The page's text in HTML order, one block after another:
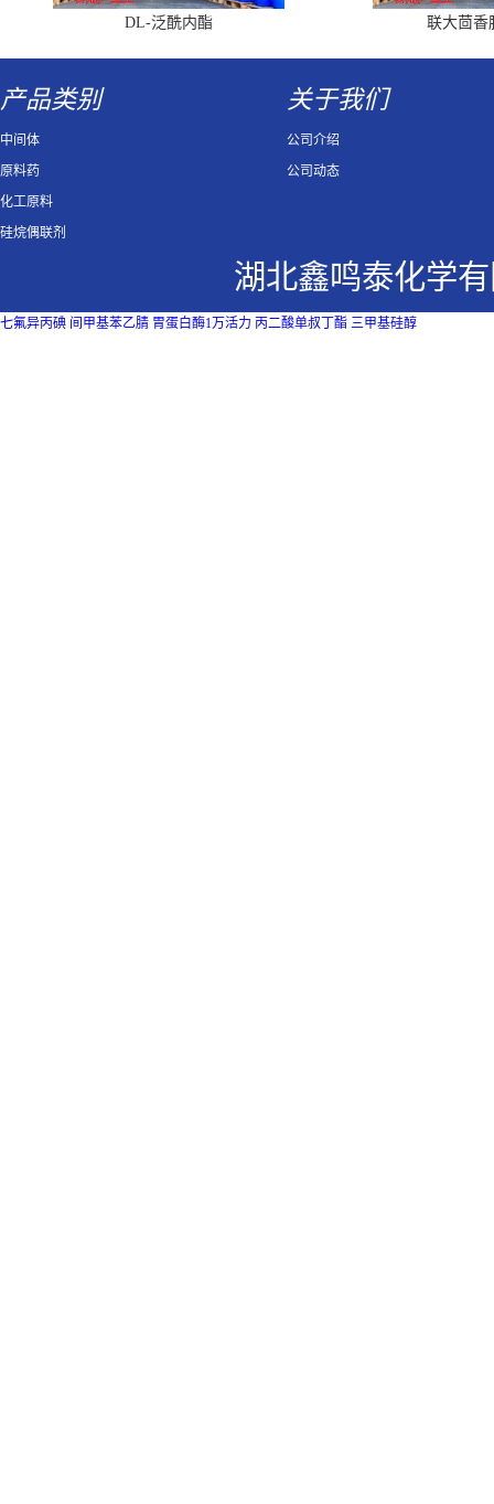
DL-泛酰内酯 联大茴香
产品类别
中间体
原料药
化工原料
硅烷偶联剂
关于我们
公司介绍
公司动态
湖北鑫鸣泰化学
七氟异丙碘 间甲基苯乙腈 胃蛋白酶1万活力 丙二酸单叔丁酯 三甲基硅醇